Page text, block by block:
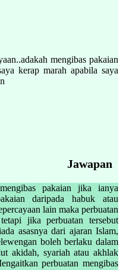
mengibas pakaian
kerap marah apabila saya
Jawapan
pakaian jika ianya
daripada habuk atau
lain maka perbuatan
jika perbuatan tersebut
asasnya dari ajaran Islam,
boleh berlaku dalam
akidah, syariah atau akhlak
perbuatan mengibas